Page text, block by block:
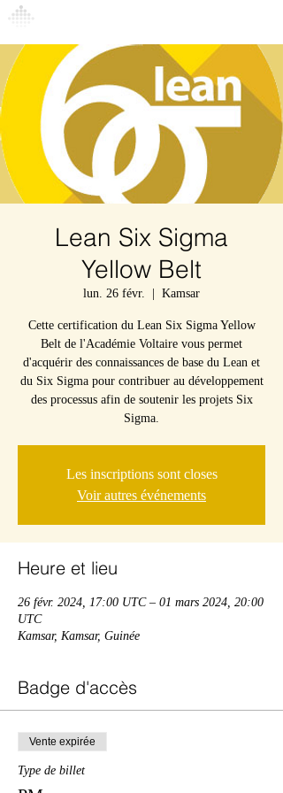
Lean Six Sigma
Yellow Belt
lun. 26 févr. Kamsar
Cette certification du Lean Six Sigma Yellow
Belt de l'Académie Voltaire vous permet
d'acquérir des connaissances de base du Lean et
du Six Sigma pour contribuer au développement
des processus afin de soutenir les projets Six
Sigma.
Les inscriptions sont closes
Voir autres événements
Heure et lieu
26 févr. 2024, 17:00 UTC – 01 mars 2024, 20:00
UTC
Kamsar, Kamsar, Guinée
Badge d'accès
Vente expirée
Type de billet